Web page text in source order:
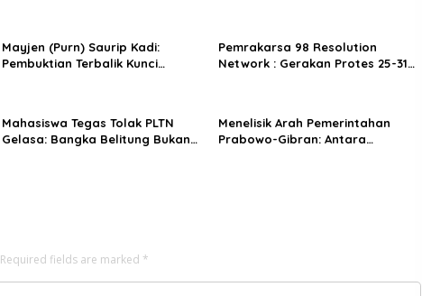
Mayjen (Purn) Saurip Kadi:
Pembuktian Terbalik Kunci
Pemrakarsa 98 Resolution
Network : Gerakan Protes 25-31
Mahasiswa Tegas Tolak PLTN
Gelasa: Bangka Belitung Bukan
Menelisik Arah Pemerintahan
Prabowo-Gibran: Antara
Required fields are marked *